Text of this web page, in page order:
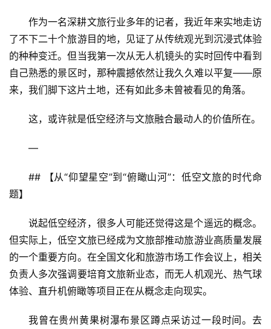
作为一名深耕文旅行业多年的记者，我近年来实地走访
了不下二十个旅游目的地，见证了从传统观光到沉浸式体验
的种种变迁。但当我第一次从无人机镜头的实时回传中看到
自己熟悉的景区时，那种震撼依然让我久久难以平复——原
来，我们脚下这片土地，还有如此多未曾被看见的角落。
这，或许就是低空经济与文旅融合最动人的价值所在。
—
## 【从“仰望星空”到“俯瞰山河”：低空文旅的时代命
题】
说起低空经济，很多人可能还觉得这是个遥远的概念。
但实际上，低空文旅已经成为文旅部推动旅游业高质量发展
的一个重要方向。在全国文化和旅游市场工作会议上，相关
负责人多次强调要培育文旅新业态，而无人机观光、热气球
体验、直升机俯瞰等项目正在从概念走向现实。
我曾在贵州黄果树瀑布景区蹲点采访过一段时间。去